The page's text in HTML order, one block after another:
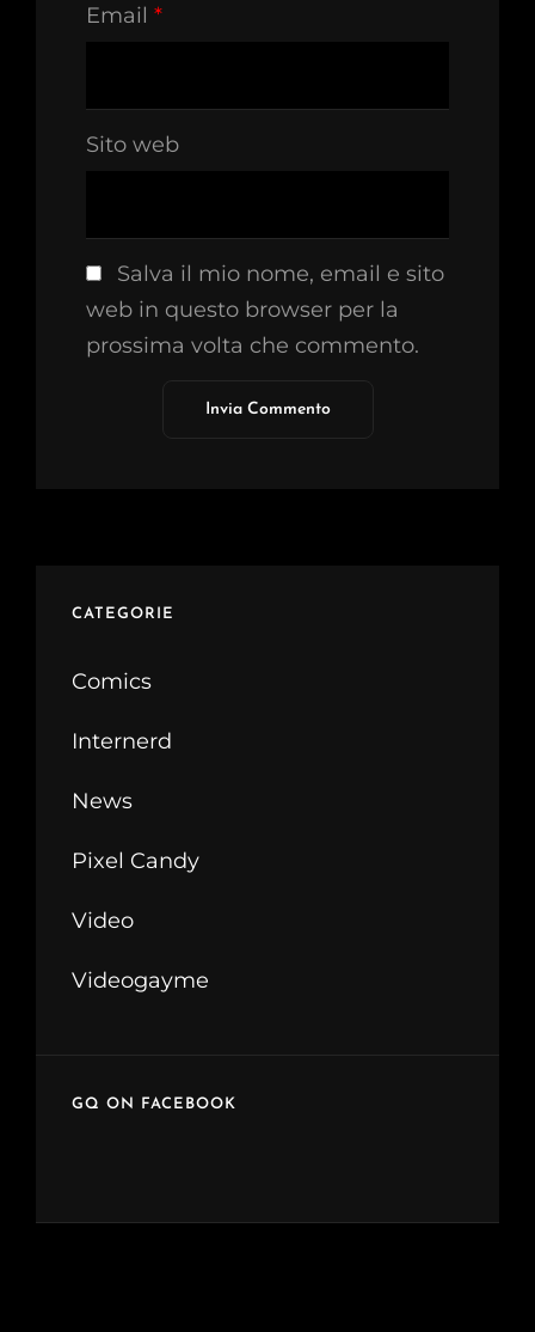
Email *
Sito web
Salva il mio nome, email e sito
web in questo browser per la
prossima volta che commento.
CATEGORIE
Comics
Internerd
News
Pixel Candy
Video
Videogayme
GQ ON FACEBOOK